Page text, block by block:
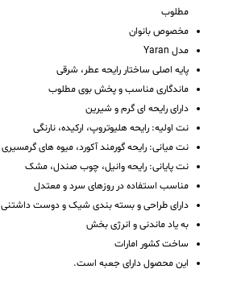
مطلوب
مخصوص بانوان
مدل Yaran
پایه اصلی ساختار رایحه عطر، شرقی
ماندگاری مناسب و پخش بوی مطلوب
دارای رایحه ای گرم و شیرین
نت اولیه: رایحه هلیوتروپ، ارکیده، نارنگی
نت میانی: رایحه گورمند آکورد، میوه های گرمسیری
نت پایانی: رایحه وانیل، چوب صندل، مشک
مناسب استفاده در روزهای سرد و معتدل
دارای طراحی و بسته بندی شیک و دوست داشتنی
به یاد ماندنی و انرژی بخش
ساخت کشور امارات
این محصول دارای جعبه است.